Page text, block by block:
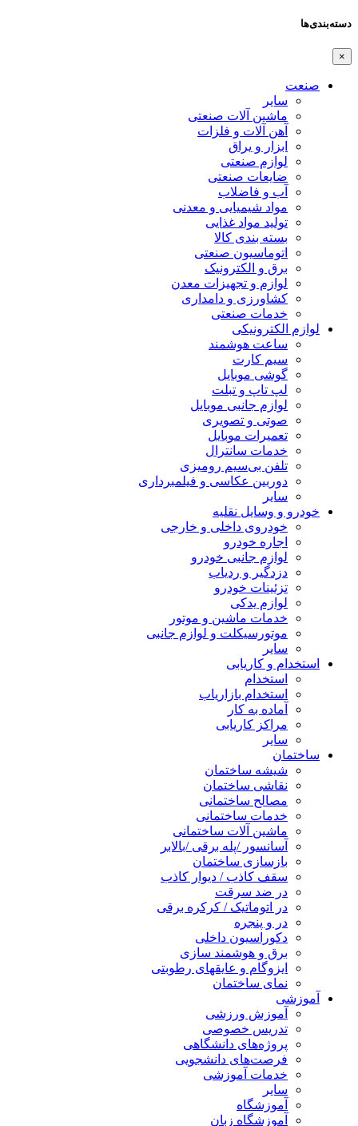
دسته‌بندی‌ها
×
صنعت
سایر
ماشین آلات صنعتی
آهن آلات و فلزات
ابزار و یراق
لوازم صنعتی
ضایعات صنعتی
آب و فاضلاب
مواد شیمیایی و معدنی
تولید مواد غذایی
بسته بندی کالا
اتوماسیون صنعتی
برق و الکترونیک
لوازم و تجهیزات معدن
کشاورزی و دامداری
خدمات صنعتی
لوازم الکترونیکی
ساعت هوشمند
سیم کارت
گوشی موبایل
لپ تاپ و تبلت
لوازم جانبی موبایل
صوتی و تصویری
تعمیرات موبایل
خدمات سانترال
تلفن بی‌سیم رومیزی
دوربین عکاسی و فیلمبرداری
سایر
خودرو و وسایل نقلیه
خودروی داخلی و خارجی
اجاره خودرو
لوازم جانبی خودرو
دزدگیر و ردیاب
تزئینات خودرو
لوازم یدکی
خدمات ماشین و موتور
موتورسیکلت و لوازم جانبی
سایر
استخدام و کاریابی
استخدام
استخدام بازاریاب
آماده به کار
مراکز کاریابی
سایر
ساختمان
شیشه ساختمان
نقاشی ساختمان
مصالح ساختمانی
خدمات ساختمانی
ماشین آلات ساختمانی
آسانسور /پله برقی /بالابر
بازسازی ساختمان
سقف کاذب / دیوار کاذب
در ضد سرقت
در اتوماتیک / کرکره برقی
در و پنجره
دکوراسیون داخلی
برق و هوشمند سازی
ایزوگام و عایقهای رطوبتی
نمای ساختمان
آموزشی
آموزش ورزشی
تدریس خصوصی
پروژه‌های دانشگاهی
فرصت‌های دانشجویی
خدمات آموزشی
سایر
آموزشگاه
آموزشگاه زبان